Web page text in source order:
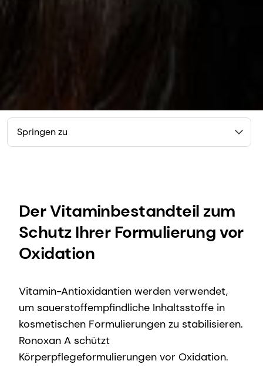
Springen zu
Der Vitaminbestandteil zum
Schutz Ihrer Formulierung vor
Oxidation
Vitamin-Antioxidantien werden verwendet,
um sauerstoffempfindliche Inhaltsstoffe in
kosmetischen Formulierungen zu stabilisieren.
Ronoxan A schützt
Körperpflegeformulierungen vor Oxidation.